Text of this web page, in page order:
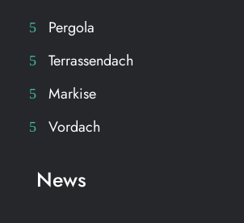
Pergola
Terrassendach
Markise
Vordach
News